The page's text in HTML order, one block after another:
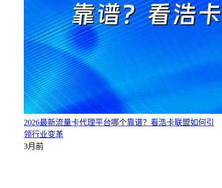
2026最新流量卡代理平台哪个靠谱？看浩卡联盟如何引
领行业变革
3月前